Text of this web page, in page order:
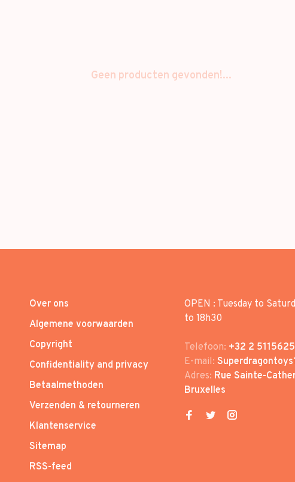
Geen producten gevonden!...
Over ons
Algemene voorwaarden
Copyright
Confidentiality and privacy
Betaalmethoden
Verzenden & retourneren
Klantenservice
Sitemap
RSS-feed
OPEN : Tuesday to
to 18h30
Telefoon: +32 2 5115625
E-mail:
Adres: Rue Sainte-
Bruxelles